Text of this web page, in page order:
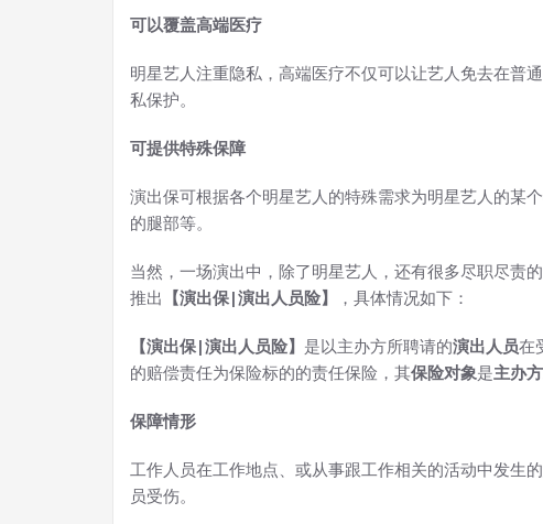
可以覆盖高端医疗
明星艺人注重隐私，高端医疗不仅可以让艺人免去在普
私保护。
可提供特殊保障
演出保可根据各个明星艺人的特殊需求为明星艺人的某
的腿部等。
当然，一场演出中，除了明星艺人，还有很多尽职尽责
推出 【演出保|演出人员险】 ，具体情况如下：
【演出保|演出人员险】 是以主办方所聘请的演出人员在
的赔偿责任为保险标的的责任保险，其保险对象是主办方
保障情形
工作人员在工作地点、或从事跟工作相关的活动中发生
员受伤。